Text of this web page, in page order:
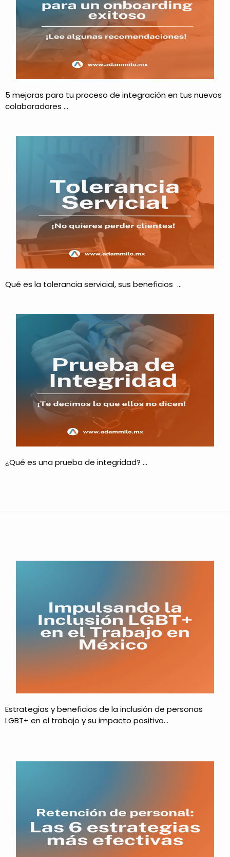
5 mejoras para tu proceso de integración en tus nuevos
colaboradores …
Qué es la tolerancia servicial, sus beneficios …
¿Qué es una prueba de integridad? …
Estrategias y beneficios de la inclusión de personas
LGBT+ en el trabajo y su impacto positivo…